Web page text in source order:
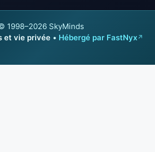
1998–2026 SkyMinds
et vie privée • Hébergé par FastNyx